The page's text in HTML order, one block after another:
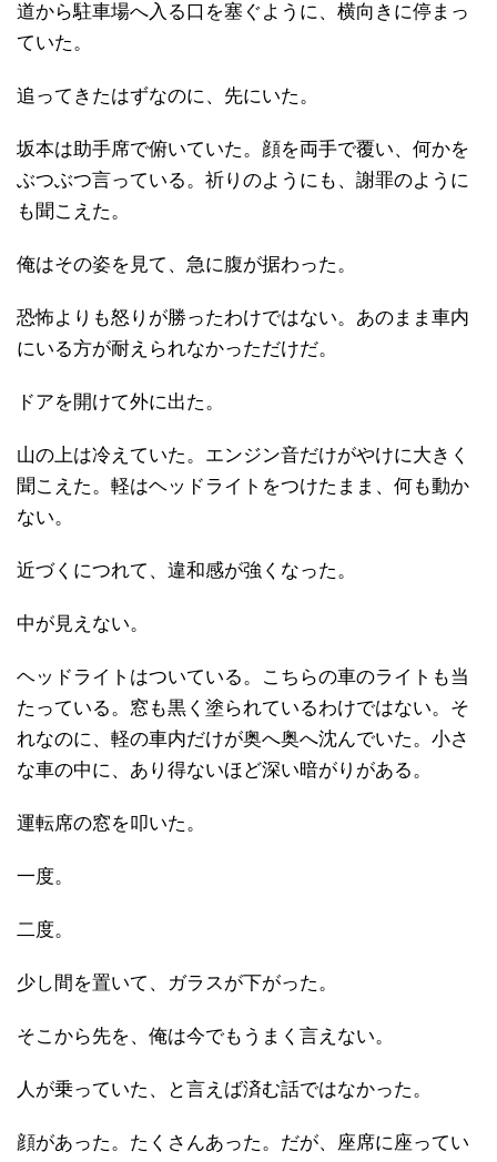
道から駐車場へ入る口を塞ぐように、横向きに停まっ
ていた。
追ってきたはずなのに、先にいた。
坂本は助手席で俯いていた。顔を両手で覆い、何かを
ぶつぶつ言っている。祈りのようにも、謝罪のように
も聞こえた。
俺はその姿を見て、急に腹が据わった。
恐怖よりも怒りが勝ったわけではない。あのまま車内
にいる方が耐えられなかっただけだ。
ドアを開けて外に出た。
山の上は冷えていた。エンジン音だけがやけに大きく
聞こえた。軽はヘッドライトをつけたまま、何も動か
ない。
近づくにつれて、違和感が強くなった。
中が見えない。
ヘッドライトはついている。こちらの車のライトも当
たっている。窓も黒く塗られているわけではない。そ
れなのに、軽の車内だけが奥へ奥へ沈んでいた。小さ
な車の中に、あり得ないほど深い暗がりがある。
運転席の窓を叩いた。
一度。
二度。
少し間を置いて、ガラスが下がった。
そこから先を、俺は今でもうまく言えない。
人が乗っていた、と言えば済む話ではなかった。
顔があった。たくさんあった。だが、座席に座ってい